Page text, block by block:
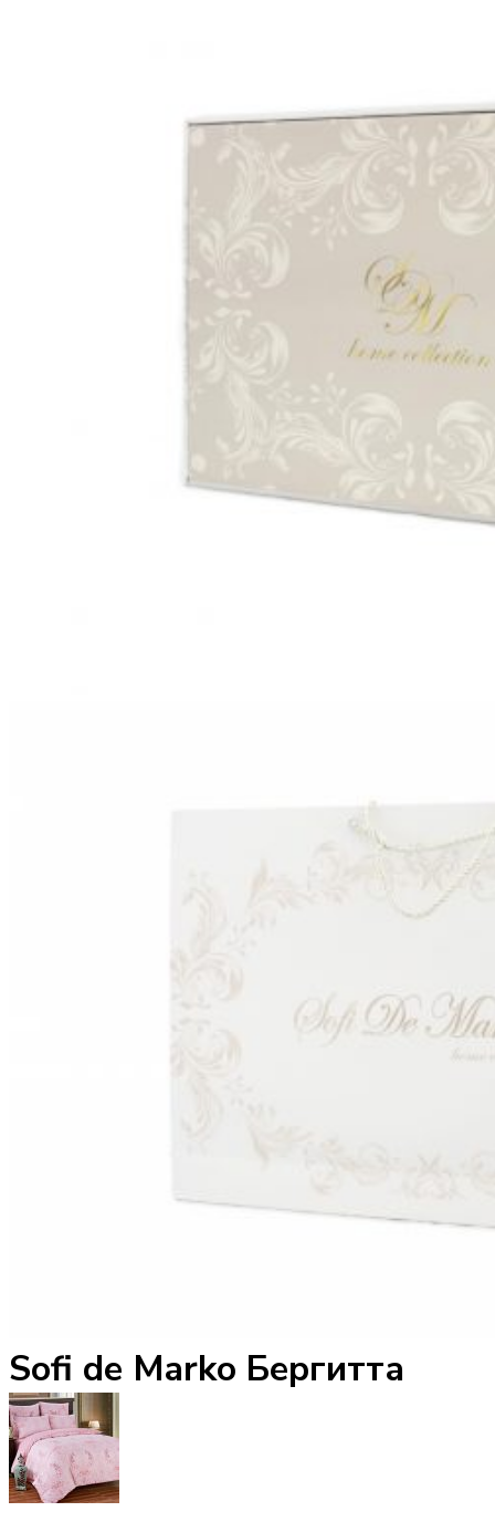
Sofi de Marko Бергитта